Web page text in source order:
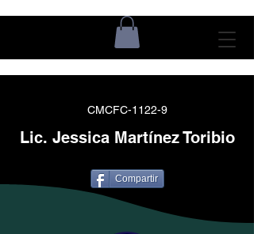
CMCFC-1122-9
Lic. Jessica Martínez Toribio
Compartir